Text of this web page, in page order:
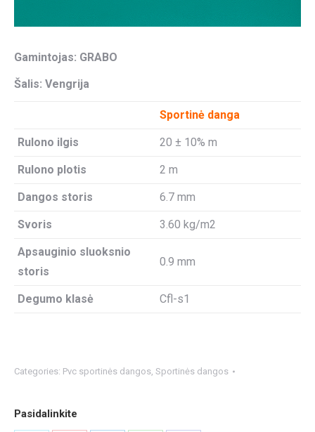
Gamintojas: GRABO
Šalis: Vengrija
Sportinė danga
Rulono ilgis 20 ± 10% m
Rulono plotis 2 m
Dangos storis 6.7 mm
Svoris 3.60 kg/m2
Apsauginio sluoksnio
storis
0.9 mm
Degumo klasė Cfl-s1
Categories: Pvc sportinės dangos, Sportinės dangos
Pasidalinkite